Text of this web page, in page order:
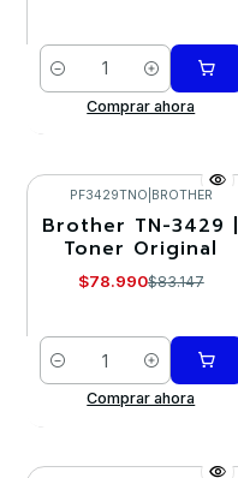
Cantidad
Comprar ahora
-5%
PF3429TNO BROTHER
Brother TN-3429 |
Toner Original
$78.990$83.147
Cantidad
Comprar ahora